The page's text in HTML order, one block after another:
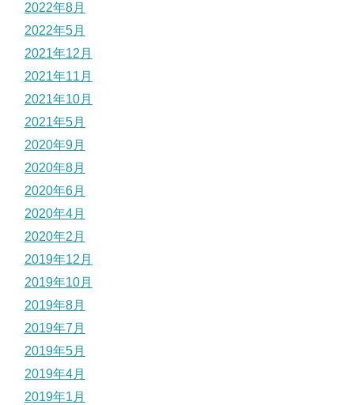
2022年8月
2022年5月
2021年12月
2021年11月
2021年10月
2021年5月
2020年9月
2020年8月
2020年6月
2020年4月
2020年2月
2019年12月
2019年10月
2019年8月
2019年7月
2019年5月
2019年4月
2019年1月